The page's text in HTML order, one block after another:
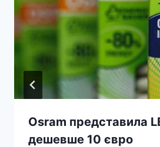
Osram представила
дешевше 10 євро